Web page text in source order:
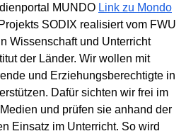
MUNDO Link zu Mondo
SODIX realisiert vom FWU
Wissenschaft und Unterricht
der Länder. Wir wollen mit
und Erziehungsberechtigte in
Dafür sichten wir frei im
und prüfen sie anhand der
Einsatz im Unterricht. So wird